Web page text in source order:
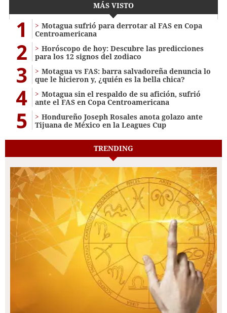
MÁS VISTO
1
Motagua sufrió para derrotar al FAS en Copa
Centroamericana
2
Horóscopo de hoy: Descubre las predicciones
para los 12 signos del zodiaco
3
Motagua vs FAS: barra salvadoreña denuncia lo
que le hicieron y, ¿quién es la bella chica?
4
Motagua sin el respaldo de su afición, sufrió
ante el FAS en Copa Centroamericana
5
Hondureño Joseph Rosales anota golazo ante
Tijuana de México en la Leagues Cup
TRENDING